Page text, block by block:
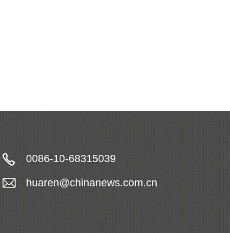
0086-10-68315039
huaren@chinanews.com.cn